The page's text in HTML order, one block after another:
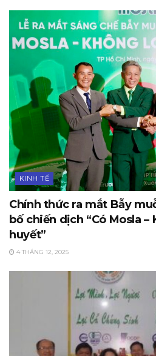
KINH TẾ
Chính thức ra mắt Bẫy
bố chiến dịch “Có Mosla –
huyết”
4 THÁNG 12, 2025